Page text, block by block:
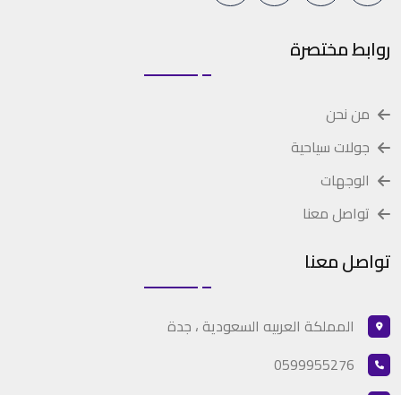
روابط مختصرة
من نحن
جولات سياحية
الوجهات
تواصل معنا
تواصل معنا
المملكة العربيه السعودية ، جدة
0599955276